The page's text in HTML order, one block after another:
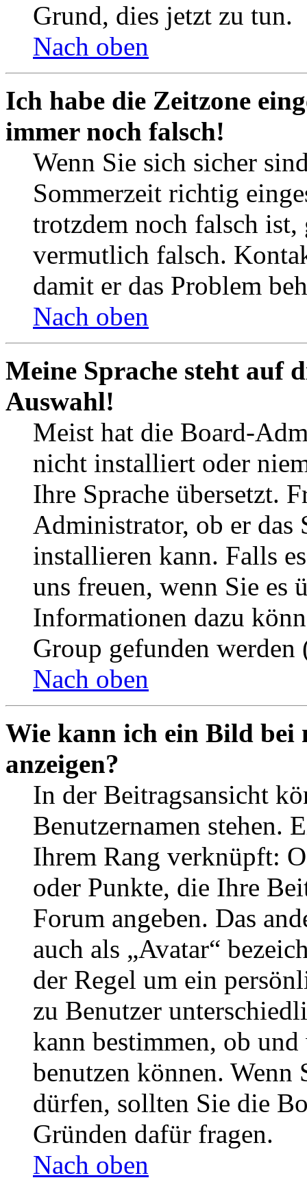
Grund, dies jetzt zu tun.
Nach oben
Ich habe die Zeitzone
immer noch falsch!
Wenn Sie sich sicher
Sommerzeit richtig
trotzdem noch falsch ist,
vermutlich falsch.
damit er das Problem
Nach oben
Meine Sprache steht auf
Auswahl!
Meist hat die Board-
nicht installiert oder
Ihre Sprache übersetzt.
Administrator, ob er das
installieren kann. Falls
uns freuen, wenn Sie es
Informationen dazu
Group gefunden
Nach oben
Wie kann ich ein Bild bei
anzeigen?
In der Beitragsansicht
Benutzernamen stehen.
Ihrem Rang verknüpft:
oder Punkte, die Ihre
Forum angeben. Das
auch als „Avatar“
der Regel um ein
zu Benutzer
kann bestimmen, ob
benutzen können. Wenn
dürfen, sollten Sie die
Gründen dafür fragen.
Nach oben